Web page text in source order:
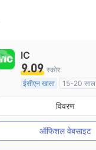
IC
9.09 स्कोर
ईसीएन खाता
15-20 साल
ऑस्ट्रेलिया विनियमन
मार्केट मेकिंग (एमएम)
मुख्य-लेबल MT4
विवरण
ऑफिशल वेबसाइट